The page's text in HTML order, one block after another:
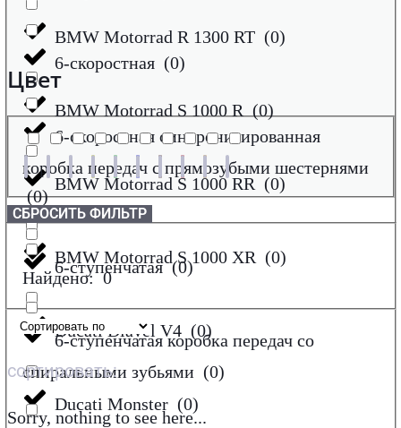
BMW Motorrad R 1300 RT (0)
BMW Motorrad S 1000 R (0)
BMW Motorrad S 1000 RR (0)
BMW Motorrad S 1000 XR (0)
Ducati Diavel V4 (0)
Ducati Monster (0)
6-скоростная (0)
6-скоростная синхронизированная
коробка передач с прямозубыми шестернями
(0)
6-ступенчатая (0)
6-ступенчатая коробка передач со
спиральными зубьями (0)
Цвет
СБРОСИТЬ ФИЛЬТР
Найдено: 0
сортировать:
Sorry, nothing to see here...